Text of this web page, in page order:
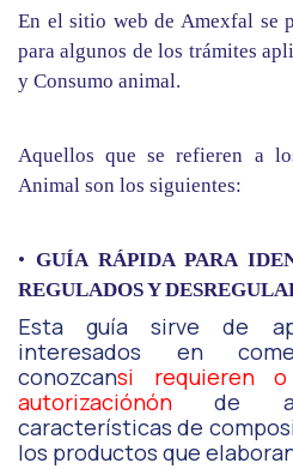
En el sitio web de Amexfal se
para algunos de los trámites
y Consumo animal.
Aquellos que se refieren a
Animal son los siguientes:
• GUÍA RÁPIDA PARA
REGULADOS Y
Esta guía sirve de
interesados en
conozcansi requieren
autorizaciónón de
características de
los productos que